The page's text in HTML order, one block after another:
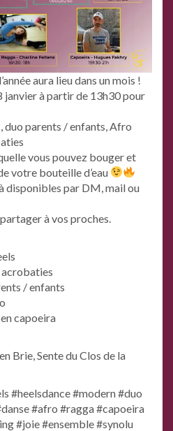
aura lieu dans un mois !
janvier à partir de 13h30 pour
duo parents / enfants, Afro
vous pouvez bouger et
votre bouteille d’eau
disponibles par DM, mail ou
à vos proches.
acrobaties
/ enfants
capoeira
Brie, Sente du Clos de la
#heelsdance #modern #duo
#afro #ragga #capoeira
#joie #ensemble #synolu